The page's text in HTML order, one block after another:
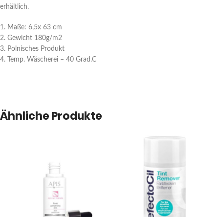
erhältlich.
1. Maße: 6,5x 63 cm
2. Gewicht 180g/m2
3. Polnisches Produkt
4. Temp. Wäscherei – 40 Grad.C
Ähnliche Produkte